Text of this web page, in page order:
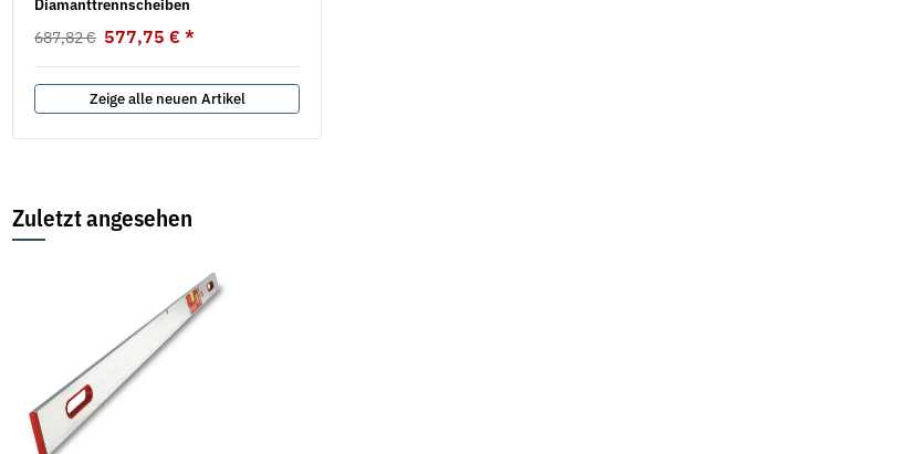
Diamanttrennscheiben
687,82 € 577,75 € *
Zeige alle neuen Artikel
Zuletzt angesehen